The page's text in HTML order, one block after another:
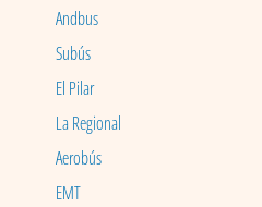
Andbus
Subús
El Pilar
La Regional
Aerobús
EMT